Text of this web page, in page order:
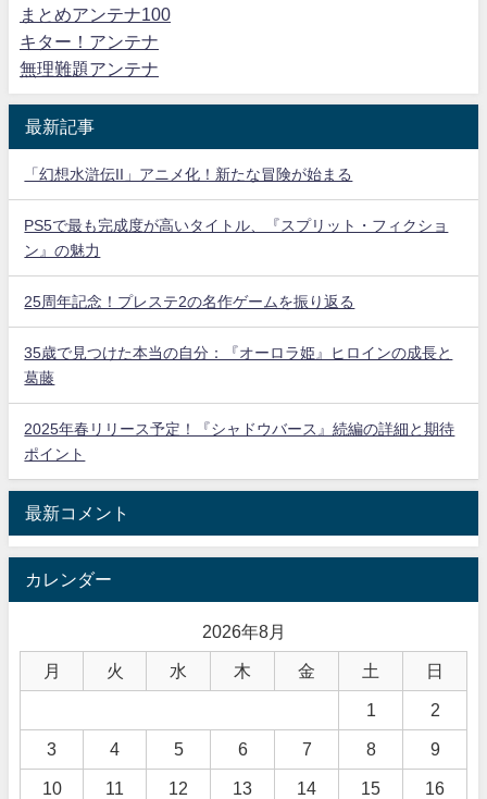
まとめアンテナ100
キター！アンテナ
無理難題アンテナ
最新記事
「幻想水滸伝II」アニメ化！新たな冒険が始まる
PS5で最も完成度が高いタイトル、『スプリット・フィクショ
ン』の魅力
25周年記念！プレステ2の名作ゲームを振り返る
35歳で見つけた本当の自分：『オーロラ姫』ヒロインの成長と
葛藤
2025年春リリース予定！『シャドウバース』続編の詳細と期待
ポイント
最新コメント
カレンダー
2026年8月
月 火 水 木 金 土 日
1 2
3 4 5 6 7 8 9
10 11 12 13 14 15 16